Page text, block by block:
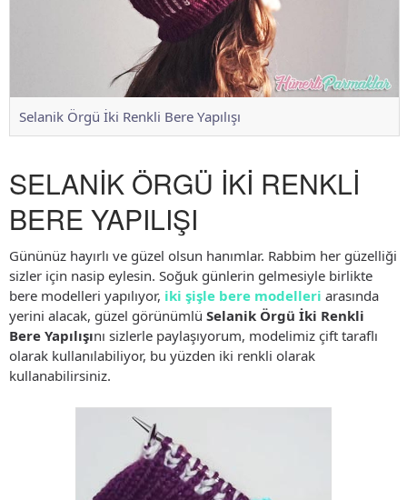
Selanik Örgü İki Renkli Bere Yapılışı
SELANİK ÖRGÜ İKİ RENKLİ
BERE YAPILIŞI
Gününüz hayırlı ve güzel olsun hanımlar. Rabbim her güzelliği
sizler için nasip eylesin. Soğuk günlerin gelmesiyle birlikte
bere modelleri yapılıyor, iki şişle bere modelleri arasında
yerini alacak, güzel görünümlü Selanik Örgü İki Renkli
Bere Yapılışını sizlerle paylaşıyorum, modelimiz çift taraflı
olarak kullanılabiliyor, bu yüzden iki renkli olarak
kullanabilirsiniz.